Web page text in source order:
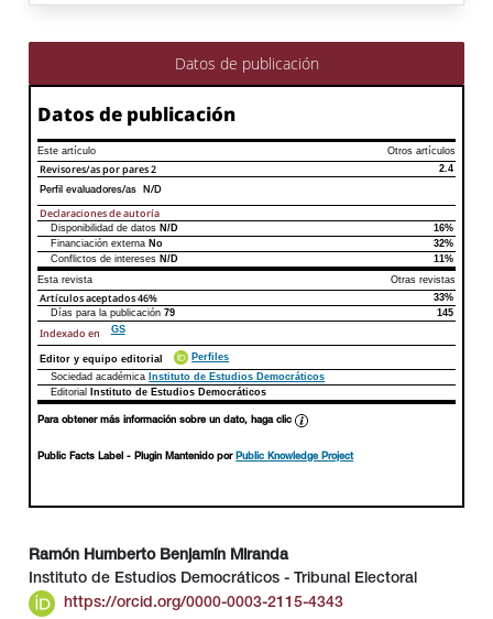
Datos de publicación
Datos de publicación
Este artículo Otros artículos
Revisores/as por pares2 2.4
Perfil evaluadores/as N/D
Declaraciones de autoría
Declaraciones de autoríaEste artículo
Disponibilidad de datos N/D
16%
Financiación externa No
32%
Conflictos de intereses N/D
11%
Esta revista
Otras revistas
Artículos aceptados46%
33%
Días para la publicación79 145
Indexado en GS
Editor y equipo editorial
Perfiles
Sociedad académica Instituto de Estudios Democráticos
Editorial
Instituto de Estudios Democráticos
Para obtener más información sobre un dato, haga clic
Public Facts Label - Plugin Mantenido por Public Knowledge Project
##plugins.themes.bootstrap3.article.main##
Ramón Humberto Benjamín Miranda
Instituto de Estudios Democráticos - Tribunal Electoral
https://orcid.org/0000-0003-2115-4343